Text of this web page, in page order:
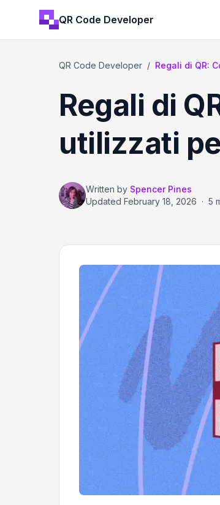
QR Code Developer
QR Code Developer / Regali di QR:
Regali di
utilizzati
Written by Spencer Pines
Updated February 18, 2026 · 5